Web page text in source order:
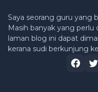
Saya seorang guru yang
Masih banyak yang perlu
laman blog ini dapat
kerana sudi berkunjung